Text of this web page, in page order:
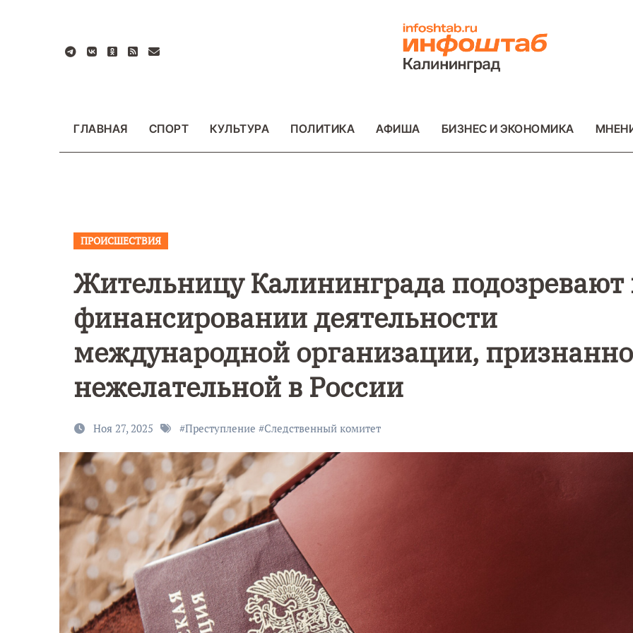
содержанию
ГЛАВНАЯ СПОРТ КУЛЬТУРА ПОЛИТИКА АФИША БИЗНЕС И ЭКОНОМИКА
ПРОИСШЕСТВИЯ
Жительницу Калининграда подозревают
финансировании деятельности
международной организации,
нежелательной в России
Ноя 27, 2025 #Преступление #Следственный комитет
9 Мая — День
Победы!
над Балтикой